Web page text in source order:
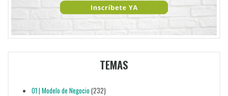
TEMAS
01 | Modelo de Negocio(232)